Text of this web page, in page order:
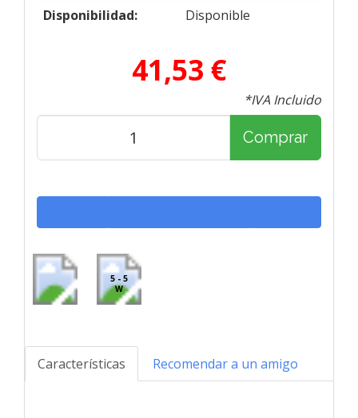
Disponibilidad:
Disponible
41,53 €
*IVA Incluido
Comprar
5 - 5
W
Características Recomendar a un amigo